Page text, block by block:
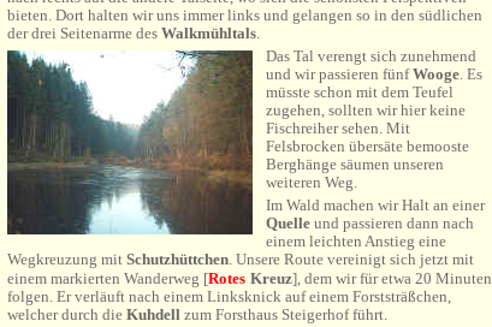
bieten. Dort halten wir uns immer links und gelangen so in den südlichen
der drei Seitenarme des Walkmühltals.
Das Tal verengt sich zunehmend
und wir passieren fünfWooge. Es
müsste schon mit dem Teufel
zugehen, sollten wir hier keine
Fischreiher sehen. Mit
Felsbrocken übersäte bemooste
Berghänge säumen unseren
weiteren Weg.
Im Wald machen wir Halt an einer
Quelle und passieren dann nach
einem leichten Anstieg eine
Wegkreuzung mit Schutzhüttchen. Unsere Route vereinigt sich jetzt mit
einem markierten Wanderweg [Rotes Kreuz], dem wirfür etwa 20 Minuten
folgen. Er verläuft nach einem Linksknick auf einem Forststräßchen,
welcher durch die Kuhdell zum Forsthaus Steigerhof führt.